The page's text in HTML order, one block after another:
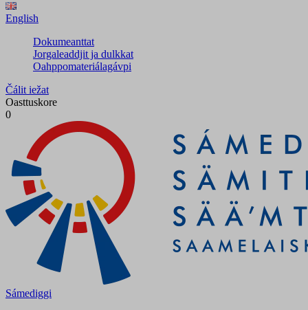
English
Dokumeanttat
Jorgaleaddjit ja dulkkat
Oahppomateriálagávpi
Čálit iežat
Oasttuskore
0
Sámediggi